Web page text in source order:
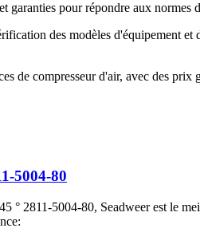
pour répondre aux normes
des modèles d'équipement
de compresseur d'air, avec des
5004-80
2811-5004-80, Seadweer est le